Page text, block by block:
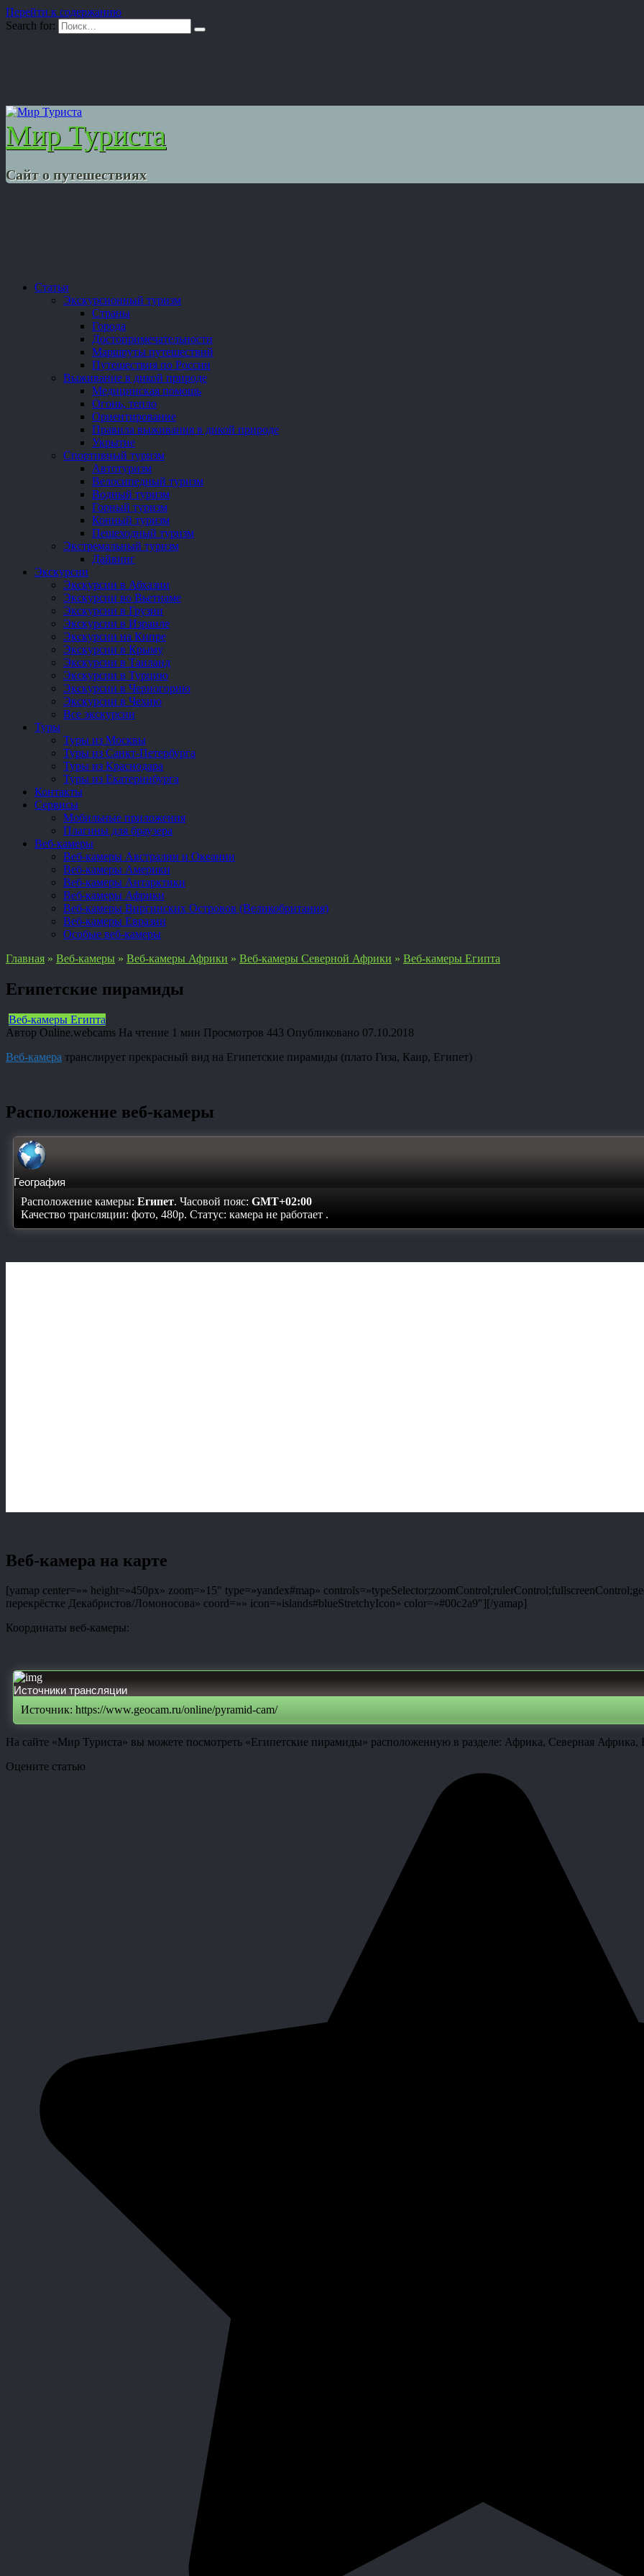
Перейти к содержанию
Search for:
Мир Туриста
Сайт о путешествиях
Статьи
Экскурсионный туризм
Страны
Города
Достопримечательности
Маршруты путешествий
Путешествия по России
Выживание в дикой природе
Медицинская помощь
Огонь, тепло
Ориентирование
Правила выживания в дикой природе
Укрытие
Спортивный туризм
Автотуризм
Велосипедный туризм
Водный туризм
Горный туризм
Конный туризм
Пешеходный туризм
Экстремальный туризм
Дайвинг
Экскурсии
Экскурсии в Абхазии
Экскурсии во Вьетнаме
Экскурсии в Грузии
Экскурсии в Израиле
Экскурсии на Кипре
Экскурсии в Крыму
Экскурсии в Таиланд
Экскурсии в Турцию
Экскурсии в Черногорию
Экскурсии в Чехию
Все экскурсии
Туры
Туры из Москвы
Туры из Санкт-Петербурга
Туры из Краснодара
Туры из Екатеринбурга
Контакты
Сервисы
Мобильные приложения
Плагины для браузера
Веб-камеры
Веб-камеры Австралии и Океании
Веб-камеры Америки
Веб-камеры Антарктики
Веб-камеры Африки
Веб-камеры Виргинских Островов (Великобритания)
Веб-камеры Евразии
Особые веб-камеры
Главная » Веб-камеры » Веб-камеры Африки » Веб-камеры Северной Африки » Веб-камеры Египта
Египетские пирамиды
Веб-камеры Египта
Автор Online.webcams На чтение 1 мин Просмотров 443 Опубликовано 07.10.2018
Веб-камера транслирует прекрасный вид на Египетские пирамиды (плато Гиза, Каир, Египет)
Расположение веб-камеры
География
Расположение камеры: Египет. Часовой пояс: GMT+02:00
Качество трансляции: фото, 480p. Статус: камера не работает .
Веб-камера на карте
[yamap center=»» height=»450px» zoom=»15″ type=»yandex#map»
перекрёстке Декабристов/Ломоносова» coord=»» icon=»islands#blueStretchyIcon» color=»#00c2a9″][/yamap]
Координаты веб-камеры:
Источники трансляции
Источник: https://www.geocam.ru/online/pyramid-cam/
На сайте «Мир Туриста» вы можете посмотреть «Египетские пирамиды» расположенную в разделе: Африка, Северная Африка,
Оцените статью